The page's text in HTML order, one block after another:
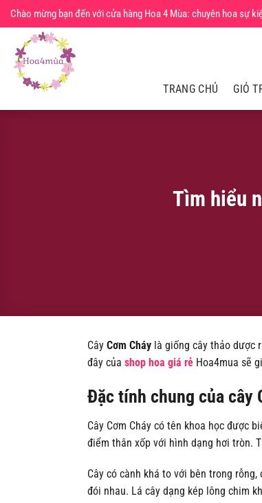
Chuyển
đến
dung
Chào mừng bạn đến với cửa hàng Hoa 4 Mùa: chuyên hoa sự
TRANG CHỦ GIỎ
Tìm hiểu
Cây Cơm Cháy là giống cây thảo dược
đây của shop hoa giá rẻ Hoa4mua sẽ
Đặc tính chung của cây
Cây Cơm Cháy có tên khoa học được
điểm thân xốp với hình dạng hơi tròn.
Cây có cành khá to với bên trong
đói nhau. Lá cây dạng kép lông chim